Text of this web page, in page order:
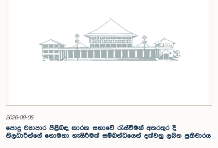
2026-08-05
පොදු ව්‍යාපාර පිළිබඳ කාරක සභාවේ රැස්වීමක් අතරතුර දී
නිලධාරීන්ගේ නොමනා හැසිරීමක් සම්බන්ධයෙන් දක්වනු ලබන ප්‍රතිචාරය